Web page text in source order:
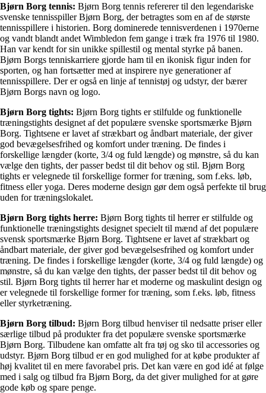
Bjørn Borg tennis: Bjørn Borg tennis refererer til den legendariske
svenske tennisspiller Bjørn Borg, der betragtes som en af de største
tennisspillere i historien. Borg dominerede tennisverdenen i 1970erne
og vandt blandt andet Wimbledon fem gange i træk fra 1976 til 1980.
Han var kendt for sin unikke spillestil og mental styrke på banen.
Bjørn Borgs tenniskarriere gjorde ham til en ikonisk figur inden for
sporten, og han fortsætter med at inspirere nye generationer af
tennisspillere. Der er også en linje af tennistøj og udstyr, der bærer
Bjørn Borgs navn og logo.
Bjørn Borg tights: Bjørn Borg tights er stilfulde og funktionelle
træningstights designet af det populære svenske sportsmærke Bjørn
Borg. Tightsene er lavet af strækbart og åndbart materiale, der giver
god bevægelsesfrihed og komfort under træning. De findes i
forskellige længder (korte, 3/4 og fuld længde) og mønstre, så du kan
vælge den tights, der passer bedst til dit behov og stil. Bjørn Borg
tights er velegnede til forskellige former for træning, som f.eks. løb,
fitness eller yoga. Deres moderne design gør dem også perfekte til brug
uden for træningslokalet.
Bjørn Borg tights herre: Bjørn Borg tights til herrer er stilfulde og
funktionelle træningstights designet specielt til mænd af det populære
svensk sportsmærke Bjørn Borg. Tightsene er lavet af strækbart og
åndbart materiale, der giver god bevægelsesfrihed og komfort under
træning. De findes i forskellige længder (korte, 3/4 og fuld længde) og
mønstre, så du kan vælge den tights, der passer bedst til dit behov og
stil. Bjørn Borg tights til herrer har et moderne og maskulint design og
er velegnede til forskellige former for træning, som f.eks. løb, fitness
eller styrketræning.
Bjørn Borg tilbud: Bjørn Borg tilbud henviser til nedsatte priser eller
særlige tilbud på produkter fra det populære svenske sportsmærke
Bjørn Borg. Tilbudene kan omfatte alt fra tøj og sko til accessories og
udstyr. Bjørn Borg tilbud er en god mulighed for at købe produkter af
høj kvalitet til en mere favorabel pris. Det kan være en god idé at følge
med i salg og tilbud fra Bjørn Borg, da det giver mulighed for at gøre
gode køb og spare penge.